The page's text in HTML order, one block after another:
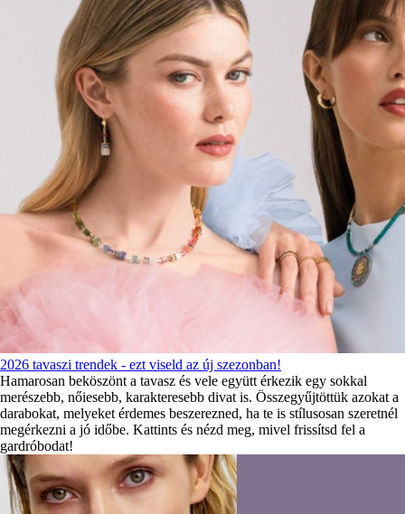
2026 tavaszi trendek - ezt viseld az új szezonban!
Hamarosan beköszönt a tavasz és vele együtt érkezik egy sokkal
merészebb, nőiesebb, karakteresebb divat is. Összegyűjtöttük azokat a
darabokat, melyeket érdemes beszerezned, ha te is stílusosan szeretnél
megérkezni a jó időbe. Kattints és nézd meg, mivel frissítsd fel a
gardróbodat!